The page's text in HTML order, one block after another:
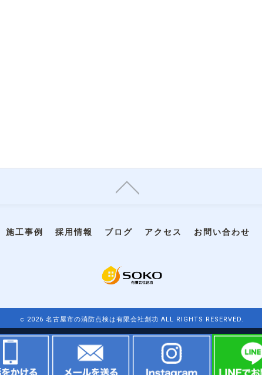
施工事例 採用情報 ブログ アクセス お問い合わせ
c 2026 名古屋市の消防点検は有限会社創功 ALL RIGHTS RESERVED.